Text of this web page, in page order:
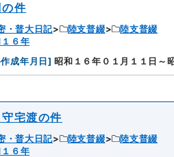
件
・普大日記 陸支普綴
陸支普綴
６年
成年月日] 昭和１６年０１月１１日～
宅渡の件
・普大日記 陸支普綴
陸支普綴
６年